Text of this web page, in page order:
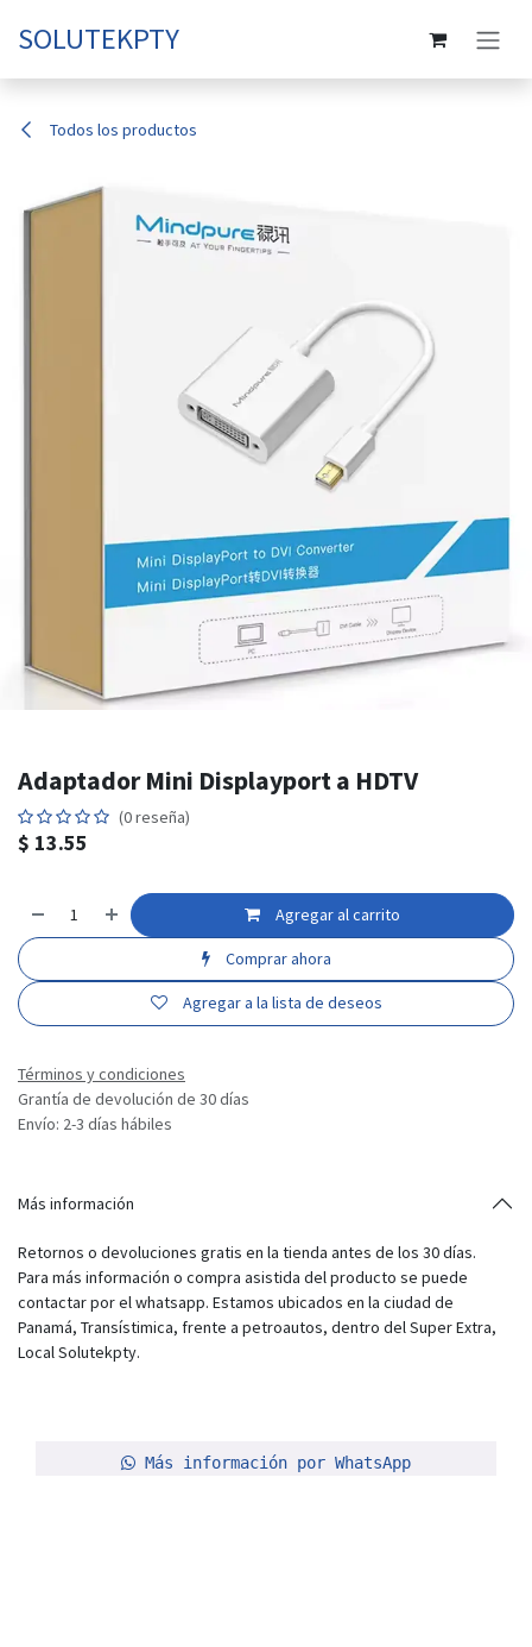
SOLUTEKPTY
Todos los productos
Adaptador Mini Displayport a HDTV
(0 reseña)
$ 13.55
Agregar al carrito
Comprar ahora
Agregar a la lista de deseos
Términos y condiciones
Grantía de devolución de 30 días
Envío: 2-3 días hábiles
Más información
Retornos o devoluciones gratis en la tienda antes de los 30 días.
Para más información o compra asistida del producto se puede
contactar por el whatsapp. Estamos ubicados en la ciudad de
Panamá, Transístimica, frente a petroautos, dentro del Super Extra,
Local Solutekpty.
Más información por WhatsApp